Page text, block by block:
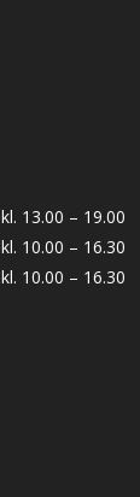
kl. 13.00 – 19.00
kl. 10.00 – 16.30
kl. 10.00 – 16.30